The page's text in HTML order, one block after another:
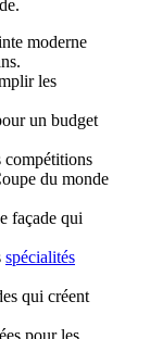
moderne
les
un budget
compétitions
du monde
façade qui
spécialités
qui créent
pour les